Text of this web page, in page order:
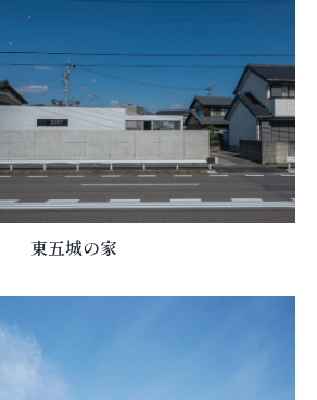
東五城の家